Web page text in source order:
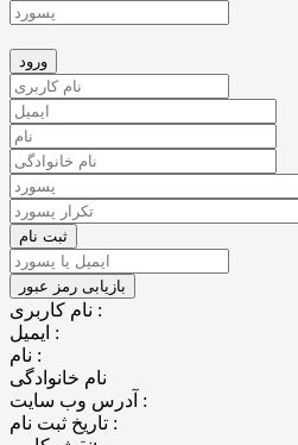
نام کاربری :
ایمیل :
نام :
نام خانوادگی
آدرس وب سایت :
تاریخ ثبت نام :